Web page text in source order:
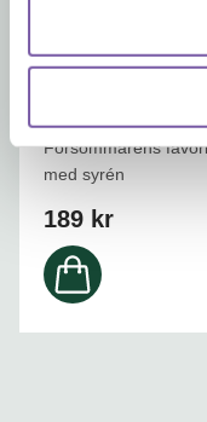
Försommarens
med syrén
189 kr